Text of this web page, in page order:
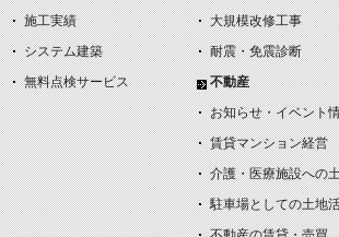
施工実績
システム建築
無料点検サービス
大規模改修工事
耐震・免震診断
不動産
お知らせ・イベント
賃貸マンション経営
介護・医療施設への
駐車場としての土地